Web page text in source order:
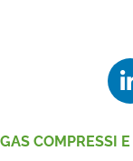
GAS COMPRESSI